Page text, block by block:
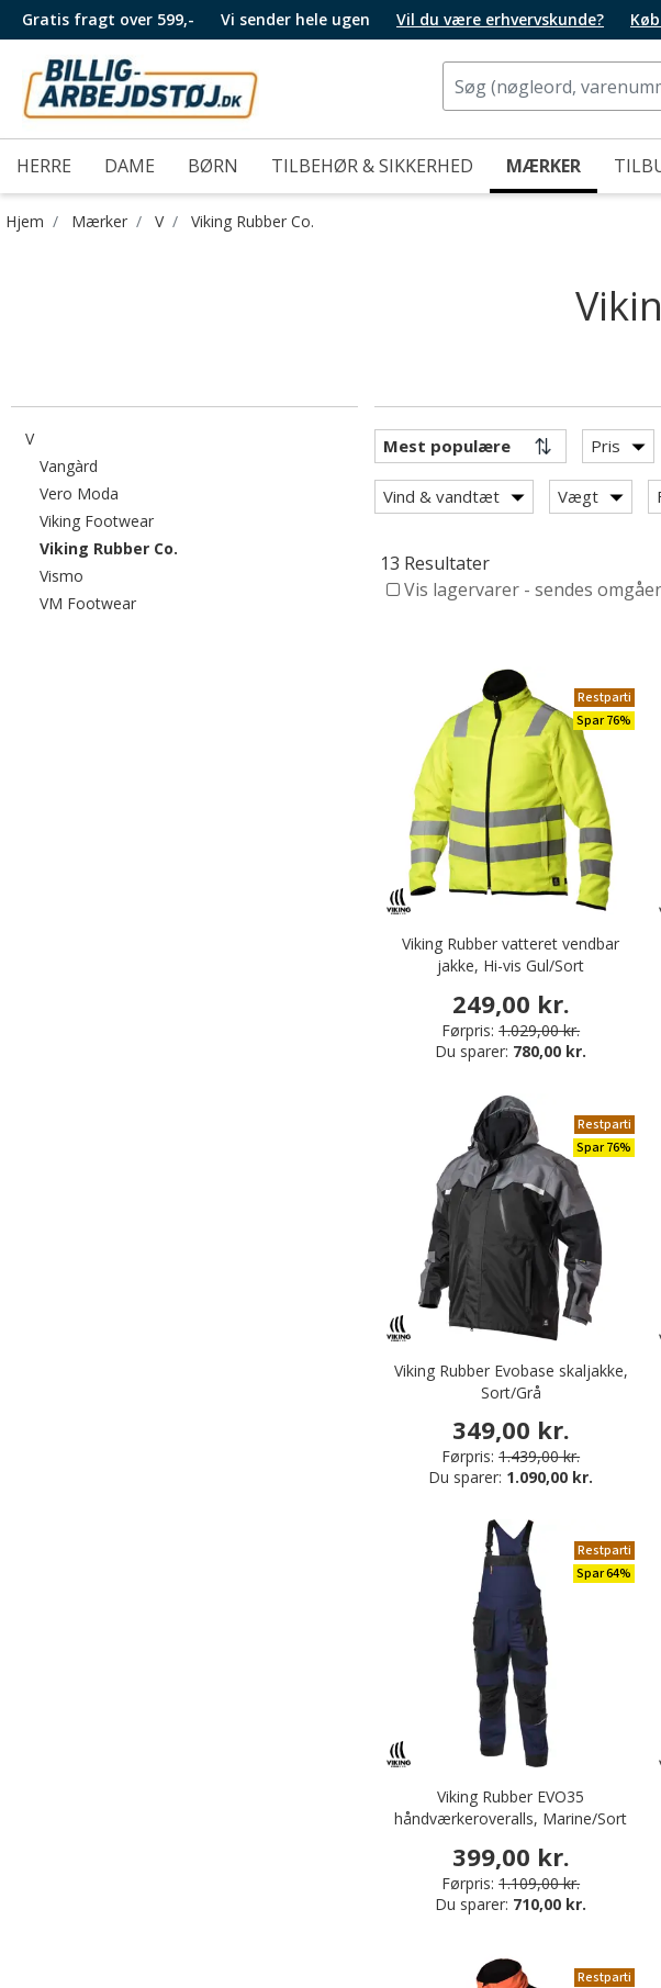
Gratis fragt over 599,- Vi sender hele ugen Vil du være erhvervskunde?
HERRE DAME BØRN TILBEHØR & SIKKERHED MÆRKER
Hjem Mærker V Viking Rubber Co.
VFiltrér efter category: V
Vangàrd
Vero Moda
Viking FootwearFiltrér efter category: Viking Footwear
Viking Rubber Co.
Vismo
VM FootwearFiltrér efter category: VM Footwear
Pris
Vind & vandtæt Vægt
13 Resultater
Vis lagervarer - sendes
Restparti
Spar 76%
Viking Rubber vatteret vendbar
jakke, Hi-vis Gul/Sort
249,00 kr.
Førpris: 1.029,00 kr.
Du sparer: 780,00 kr.
Restparti
Spar 76%
Viking Rubber Evobase skaljakke,
Sort/Grå
349,00 kr.
Førpris: 1.439,00 kr.
Du sparer: 1.090,00 kr.
Restparti
Spar 64%
Viking Rubber EVO35
håndværkeroveralls, Marine/Sort
399,00 kr.
Førpris: 1.109,00 kr.
Du sparer: 710,00 kr.
Restparti